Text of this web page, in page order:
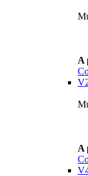
A
A